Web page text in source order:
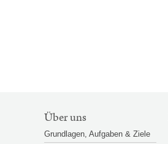
SITEMAP-
NAVIGATION
Über uns
Grundlagen, Aufgaben & Ziele